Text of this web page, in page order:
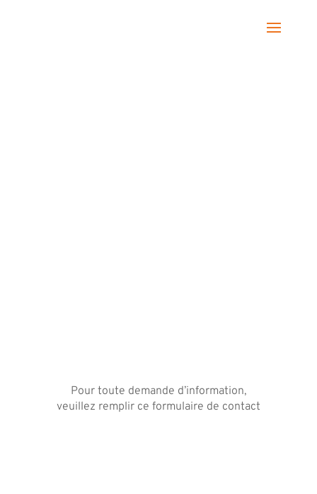
Pour toute demande d’information,
veuillez remplir ce formulaire de contact